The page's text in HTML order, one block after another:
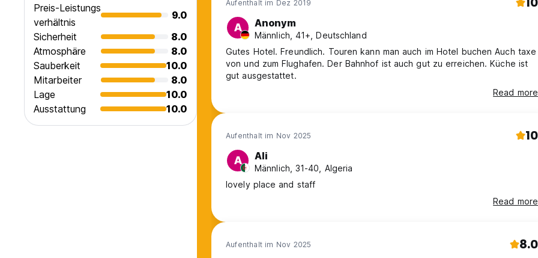
Preis-Leistungs
verhältnis
9.0
Sicherheit
8.0
Atmosphäre
8.0
Sauberkeit
10.0
Mitarbeiter
8.0
Lage
10.0
Ausstattung
10.0
Aufenthalt im Dez 2019
A Anonym
Männlich, 41+, Deutschland
Gutes Hotel. Freundlich. Touren kann man auch im Hotel buchen Auch taxe
von und zum Flughafen. Der Bahnhof ist auch gut zu erreichen. Küche ist
gut ausgestattet.
Read more
Aufenthalt im Nov 2025 10
A Ali
Männlich, 31-40, Algeria
lovely place and staff
Read more
Aufenthalt im Nov 2025 8.0